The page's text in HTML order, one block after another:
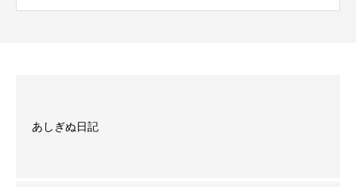
あしぎぬ日記